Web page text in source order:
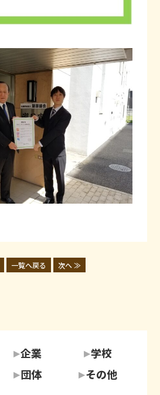
一覧へ戻る 次へ ≫
企業
学校
団体 その他